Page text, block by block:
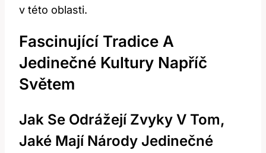
v této oblasti.
Fascinující Tradice A
Jedinečné Kultury Napříč
Světem
Jak Se Odrážejí Zvyky V Tom,
Jaké Mají Národy Jedinečné